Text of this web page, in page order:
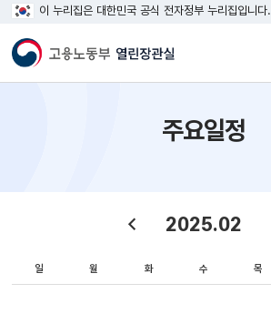
이 누리집은 대한민국 공식 전자정부 누리집입니다.
주요일정
2025.02
일 월 화 수 목